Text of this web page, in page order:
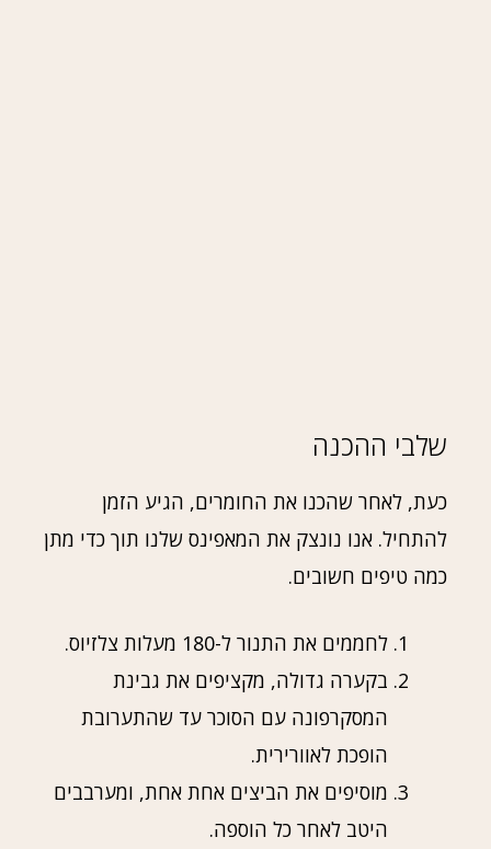
שלבי ההכנה
כעת, לאחר שהכנו את החומרים, הגיע הזמן
להתחיל. אנו נונצק את המאפינס שלנו תוך כדי מתן
כמה טיפים חשובים.
לחממים את התנור ל-180 מעלות צלזיוס.
בקערה גדולה, מקציפים את גבינת
המסקרפונה עם הסוכר עד שהתערובת
הופכת לאוורירית.
מוסיפים את הביצים אחת אחת, ומערבבים
היטב לאחר כל הוספה.